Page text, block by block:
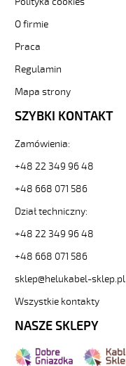
O firmie
Praca
Regulamin
Mapa strony
SZYBKI KONTAKT
Zamówienia:
+48 22 349 96 48
+48 668 071 586
Dział techniczny:
+48 22 349 96 48
+48 668 071 586
sklep@helukabel-sklep.pl
Wszystkie kontakty
NASZE SKLEPY